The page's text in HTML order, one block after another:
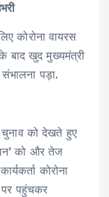
कोरोना वायरस
बाद खुद मुख्यमंत्री
पड़ा.
चुनाव को देखते हुए
को और तेज
कोरोना
पहुंचकर